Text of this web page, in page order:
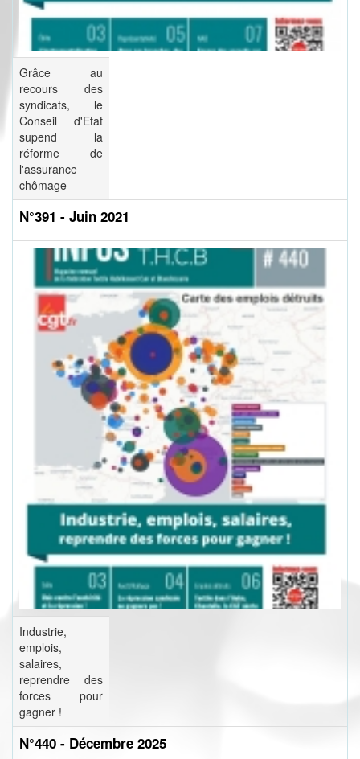
Grâce au
recours des
syndicats, le
Conseil d'Etat
supend la
réforme de
l'assurance
chômage
N°391 - Juin 2021
Industrie,
emplois,
salaires,
reprendre des
forces pour
gagner !
N°440 - Décembre 2025